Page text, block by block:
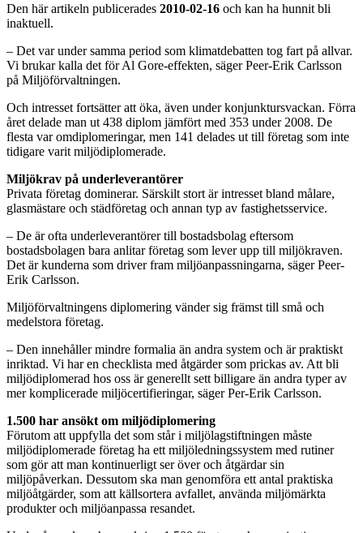
Den här artikeln publicerades 2010-02-16 och kan ha hunnit bli
inaktuell.
– Det var under samma period som klimatdebatten tog fart på allvar.
Vi brukar kalla det för Al Gore-effekten, säger Peer-Erik Carlsson
på Miljöförvaltningen.
Och intresset fortsätter att öka, även under konjunktursvackan. Förra
året delade man ut 438 diplom jämfört med 353 under 2008. De
flesta var omdiplomeringar, men 141 delades ut till företag som inte
tidigare varit miljödiplomerade.
Miljökrav på underleverantörer
Privata företag dominerar. Särskilt stort är intresset bland målare,
glasmästare och städföretag och annan typ av fastighetsservice.
– De är ofta underleverantörer till bostadsbolag eftersom
bostadsbolagen bara anlitar företag som lever upp till miljökraven.
Det är kunderna som driver fram miljöanpassningarna, säger Peer-
Erik Carlsson.
Miljöförvaltningens diplomering vänder sig främst till små och
medelstora företag.
– Den innehåller mindre formalia än andra system och är praktiskt
inriktad. Vi har en checklista med åtgärder som prickas av. Att bli
miljödiplomerad hos oss är generellt sett billigare än andra typer av
mer komplicerade miljöcertifieringar, säger Per-Erik Carlsson.
1.500 har ansökt om miljödiplomering
Förutom att uppfylla det som står i miljölagstiftningen måste
miljödiplomerade företag ha ett miljöledningssystem med rutiner
som gör att man kontinuerligt ser över och åtgärdar sin
miljöpåverkan. Dessutom ska man genomföra ett antal praktiska
miljöåtgärder, som att källsortera avfallet, använda miljömärkta
produkter och miljöanpassa resandet.